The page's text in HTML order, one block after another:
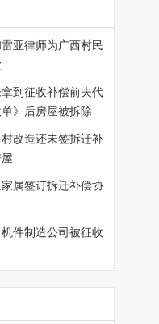
亚律师为广西村民
到征收补偿前夫代
》后房屋被拆除
改造还未签拆迁补
属签订拆迁补偿协
件制造公司被征收